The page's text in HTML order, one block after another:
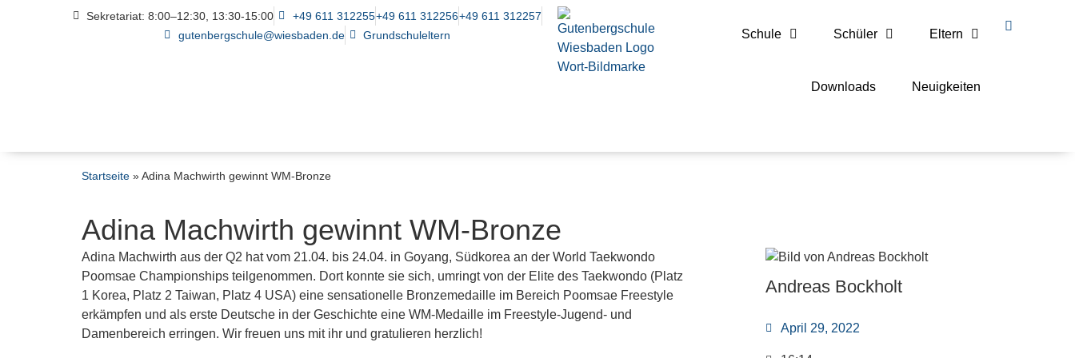
Sekretariat: 8:00–12:30, 13:30-15:00 +49 611 312255+49 611 312256+49 611 312257
gutenbergschule@wiesbaden.de
Grundschuleltern Schule Schüler Eltern
Downloads Neuigkeiten
Startseite » Adina Machwirth gewinnt WM-Bronze
Adina Machwirth gewinnt WM-Bronze
Adina Machwirth aus der Q2 hat vom 21.04. bis 24.04. in Goyang, Südkorea an der World Taekwondo
Poomsae Championships teilgenommen. Dort konnte sie sich, umringt von der Elite des Taekwondo (Platz
1 Korea, Platz 2 Taiwan, Platz 4 USA) eine sensationelle Bronzemedaille im Bereich Poomsae Freestyle
erkämpfen und als erste Deutsche in der Geschichte eine WM-Medaille im Freestyle-Jugend- und
Damenbereich erringen. Wir freuen uns mit ihr und gratulieren herzlich!
Andreas Bockholt
April 29, 2022